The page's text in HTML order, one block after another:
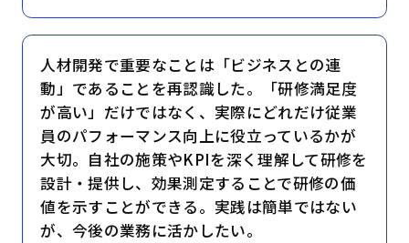
人材開発で重要なことは「ビジネスとの連
動」であることを再認識した。「研修満足度
が高い」だけではなく、実際にどれだけ従業
員のパフォーマンス向上に役立っているかが
大切。自社の施策やKPIを深く理解して研修を
設計・提供し、効果測定することで研修の価
値を示すことができる。実践は簡単ではない
が、今後の業務に活かしたい。